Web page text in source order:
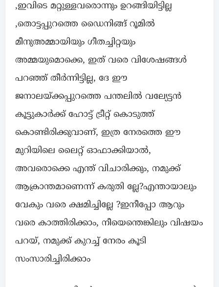
,ഇവിടെ മറ്റുള്ളവരൊന്നും ഉറങ്ങിയിട്ടില്ല
,തൊട്ടപ്പുറത്തെ ഡൈനിങ്ങ് റൂമിൽ
മീനുഅമ്മായിയും ഗീതച്ചിറ്റയും
അമ്മയുമൊക്കെ, ഇത് വരെ വിശേഷങ്ങൾ
പറഞ്ഞ് തീർന്നിട്ടില്ല, ദേ ഈ
ജനാലയ്ക്കപ്പുറത്തെ പന്തലിൽ വല്യേട്ടൻ
കൂട്ടുകാർക്ക് ഹോട്ട് ട്രീറ്റ് കൊടുത്ത്
കൊണ്ടിരിക്കുവാണ്, ഇത്ര നേരത്തെ ഈ
മുറിയിലെ ലൈറ്റ് ഓഫാക്കിയാൽ,
അവരൊക്കെ എന്ത് വിചാരിക്കും, നമുക്ക്
ആക്രാന്തമാണെന്ന് കരുതി ല്ലേ?എന്തായാലും
വേകും വരെ ക്ഷമിച്ചില്ലേ ?ഇനീപ്പോ ആറും
വരെ കാത്തിരിക്കാം, നീയെന്തെങ്കിലും വിഷയം
പറയ്, നമുക്ക് കുറച്ച് നേരം കൂടി
സംസാരിച്ചിരിക്കാം